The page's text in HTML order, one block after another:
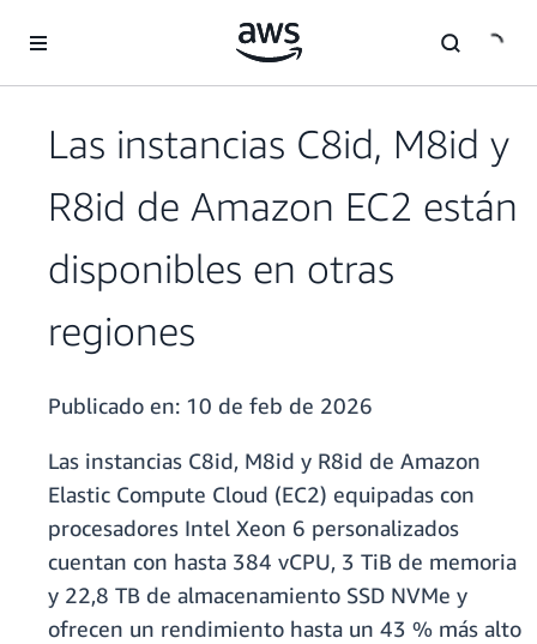
Las instancias C8id, M8id y
R8id de Amazon EC2 están
disponibles en otras
regiones
Publicado en: 10 de feb de 2026
Las instancias C8id, M8id y R8id de Amazon
Elastic Compute Cloud (EC2) equipadas con
procesadores Intel Xeon 6 personalizados
cuentan con hasta 384 vCPU, 3 TiB de memoria
y 22,8 TB de almacenamiento SSD NVMe y
ofrecen un rendimiento hasta un 43 % más alto